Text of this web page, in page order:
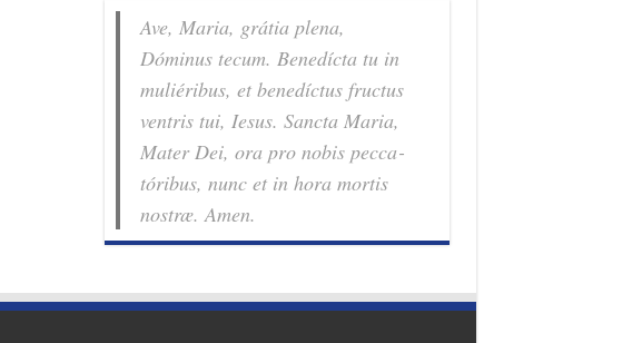
Ave, Maria, grátia plena,
Dóminus tecum. Benedícta tu in
muliéribus, et benedíctus fructus
ventris tui, Iesus. Sancta Maria,
Mater Dei, ora pro nobis pec­ca­
tóribus, nunc et in hora mortis
nostræ. Amen.